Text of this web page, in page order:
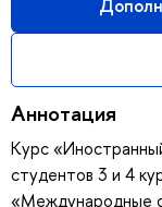
Аннотация
Курс
студентов 3 и 4
«Международные